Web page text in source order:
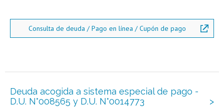
Consulta de deuda / Pago en línea / Cupón de pago
Deuda acogida a sistema especial de pago -
D.U. N°008565 y D.U. N°0014773